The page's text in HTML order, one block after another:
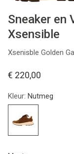
Sneaker en
Xsensible
Xsenisble Golden
€ 220,00
Kleur: Nutmeg